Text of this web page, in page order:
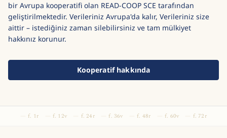
bir Avrupa kooperatifi olan READ-COOP SCE tarafından
geliştirilmektedir. Verileriniz Avrupa'da kalır, Verileriniz size
aittir – istediğiniz zaman silebilirsiniz ve tam mülkiyet
hakkınız korunur.
Kooperatif hakkında
f. 1r f. 12v f. 24r f. 36v f. 48r f. 60v f. 72r